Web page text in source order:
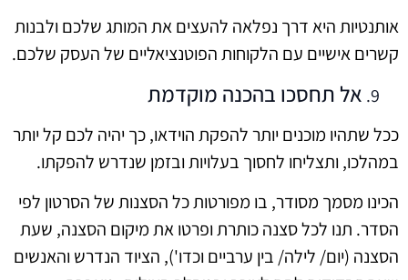
אותנטיות היא דרך נפלאה להעצים את המותג שלכם ולבנות
קשרים אישיים עם הלקוחות הפוטנציאליים של העסק שלכם.
אל תחסכו בהכנה מוקדמת
ככל שתהיו מוכנים יותר להפקת הוידאו, כך יהיה לכם קל יותר
במהלכו, ותצליחו לחסוך בעלויות ובזמן שנדרש להפקתו.
הכינו מסמך מסודר, בו מפורטות כל הסצנות של הסרטון לפי
הסדר. תנו לכל סצנה כותרת ופרטו את מיקום הסצנה, שעת
הסצנה (יום/ לילה/ בין ערביים וכדו'), הציוד הנדרש והאנשים